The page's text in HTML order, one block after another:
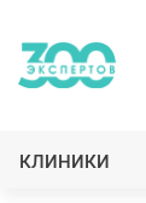
КЛИНИКИ